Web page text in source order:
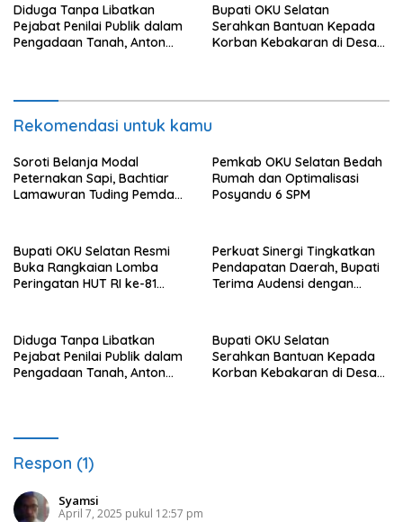
Diduga Tanpa Libatkan
Pejabat Penilai Publik dalam
Pengadaan Tanah, Anton
Bupati OKU Selatan
Serahkan Bantuan Kepada
Korban Kebakaran di Desa
Rekomendasi untuk kamu
Soroti Belanja Modal
Peternakan Sapi, Bachtiar
Lamawuran Tuding Pemda
Pemkab OKU Selatan Bedah
Rumah dan Optimalisasi
Posyandu 6 SPM
Bupati OKU Selatan Resmi
Buka Rangkaian Lomba
Peringatan HUT RI ke-81
Perkuat Sinergi Tingkatkan
Pendapatan Daerah, Bupati
Terima Audensi dengan
Diduga Tanpa Libatkan
Pejabat Penilai Publik dalam
Pengadaan Tanah, Anton
Bupati OKU Selatan
Serahkan Bantuan Kepada
Korban Kebakaran di Desa
Respon (1)
Syamsi
April 7, 2025 pukul 12:57 pm